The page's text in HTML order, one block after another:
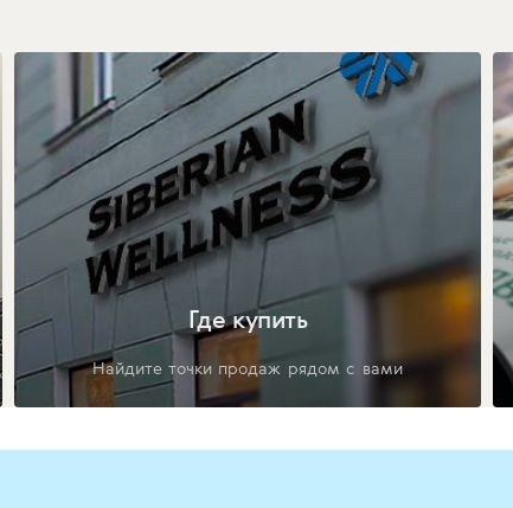
Где купить
Найдите точки продаж рядом с вами